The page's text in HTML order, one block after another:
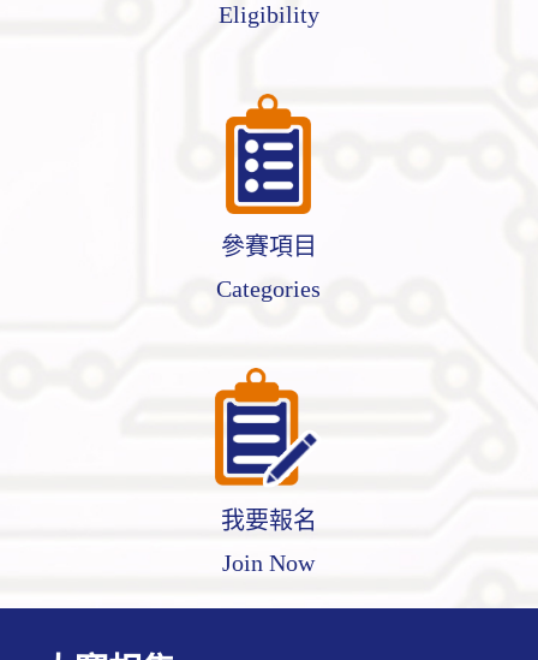
Eligibility
參賽項目
Categories
我要報名
Join Now